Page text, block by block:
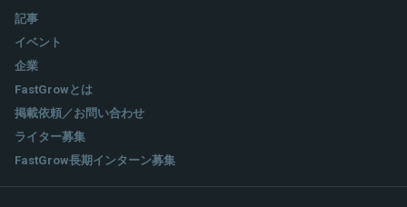
関連情報をみる
記事
イベント
企業
FastGrowとは
掲載依頼／お問い合わせ
ライター募集
FastGrow長期インターン募集